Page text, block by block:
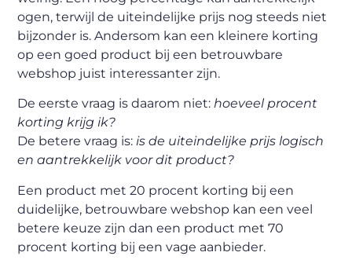
ogen, terwijl de uiteindelijke prijs nog steeds niet
bijzonder is. Andersom kan een kleinere korting
op een goed product bij een betrouwbare
webshop juist interessanter zijn.
De eerste vraag is daarom niet:hoeveel procent
korting krijg ik?
De betere vraag is:is de uiteindelijke prijs logisch
en aantrekkelijk voor dit product?
Een product met 20 procent korting bij een
duidelijke, betrouwbare webshop kan een veel
betere keuze zijn dan een product met 70
procent korting bij een vage aanbieder.